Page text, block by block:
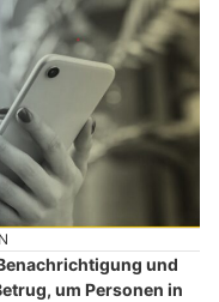
und
um Personen in